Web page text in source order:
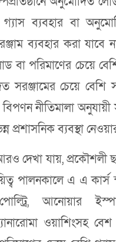
গ্যাস ব্যবহার বা
ব্যবহার করা যাবে
বা পরিমাণের চেয়ে
সরঞ্জামের চেয়ে বেশি
নীতিমালা অনুযায়ী
প্রশাসনিক ব্যবস্থা
দেখা যায়, প্রকৌশলী
পালনকালে এ এ কার্স
আনোয়ার
ওয়াশিংসহ বেশ